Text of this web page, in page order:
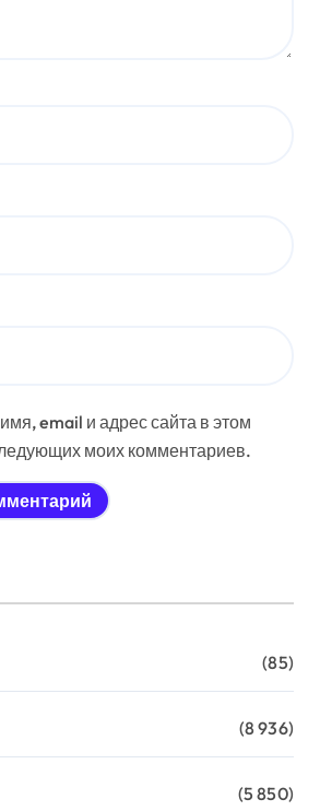
email и адрес сайта в этом
моих комментариев.
(85)
(8 936)
(5 850)